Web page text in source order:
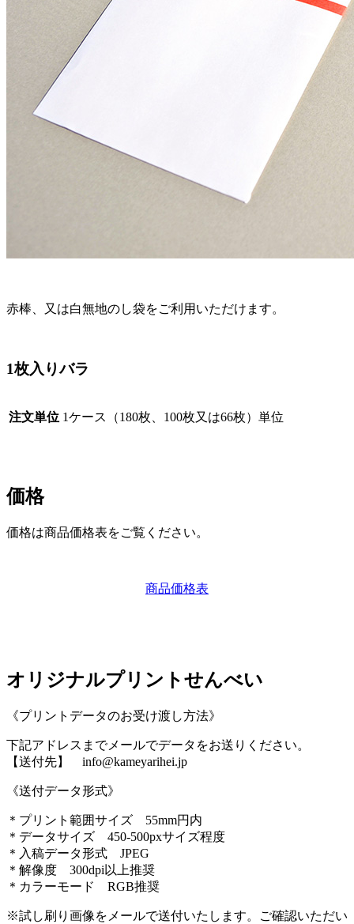
赤棒、又は白無地のし袋をご利用いただけます。
1枚入りバラ
注文単位 1ケース（180枚、100枚又は66枚）単位
価格
価格は商品価格表をご覧ください。
商品価格表
オリジナルプリントせんべい
《プリントデータのお受け渡し方法》
下記アドレスまでメールでデータをお送りください。
【送付先】 info@kameyarihei.jp
《送付データ形式》
＊プリント範囲サイズ 55mm円内
＊データサイズ 450-500pxサイズ程度
＊入稿データ形式 JPEG
＊解像度 300dpi以上推奨
＊カラーモード RGB推奨
※試し刷り画像をメールで送付いたします。ご確認いただい